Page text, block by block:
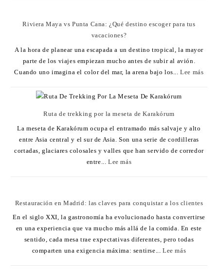
Riviera Maya vs Punta Cana: ¿Qué destino escoger para tus
vacaciones?
A la hora de planear una escapada a un destino tropical, la mayor
parte de los viajes empiezan mucho antes de subir al avión.
Cuando uno imagina el color del mar, la arena bajo los...Lee más
Ruta de trekking por la meseta de Karakórum
La meseta de Karakórum ocupa el entramado más salvaje y alto
entre Asia central y el sur de Asia. Son una serie de cordilleras
cortadas, glaciares colosales y valles que han servido de corredor
entre...Lee más
Restauración en Madrid: las claves para conquistar a los clientes
En el siglo XXI, la gastronomía ha evolucionado hasta convertirse
en una experiencia que va mucho más allá de la comida. En este
sentido, cada mesa trae expectativas diferentes, pero todas
comparten una exigencia máxima: sentirse...Lee más